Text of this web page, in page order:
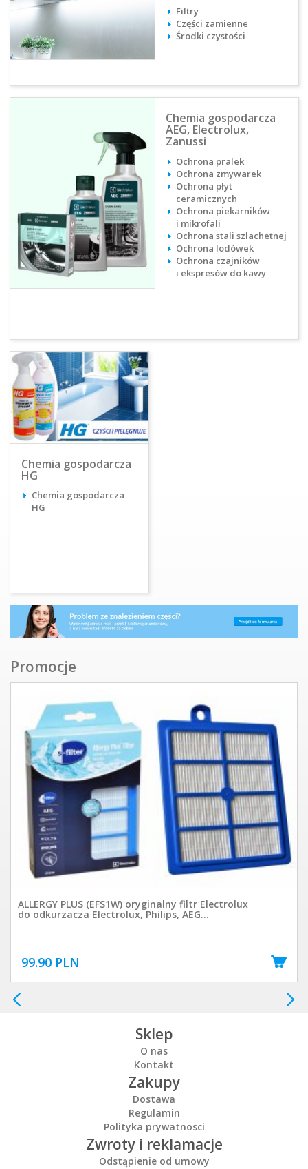
Filtry
Części zamienne
Środki czystości
Chemia gospodarcza
AEG, Electrolux,
Zanussi
Ochrona pralek
Ochrona zmywarek
Ochrona płyt
ceramicznych
Ochrona piekarników
i mikrofali
Ochrona stali szlachetnej
Ochrona lodówek
Ochrona czajników
i ekspresów do kawy
Chemia gospodarcza
HG
Chemia gospodarcza
HG
Promocje
ALLERGY PLUS (EFS1W) oryginalny filtr Electrolux
do odkurzacza Electrolux, Philips, AEG...
99.90 PLN
Sklep
O nas
Kontakt
Zakupy
Dostawa
Regulamin
Polityka prywatnosci
Zwroty i reklamacje
Odstąpienie od umowy